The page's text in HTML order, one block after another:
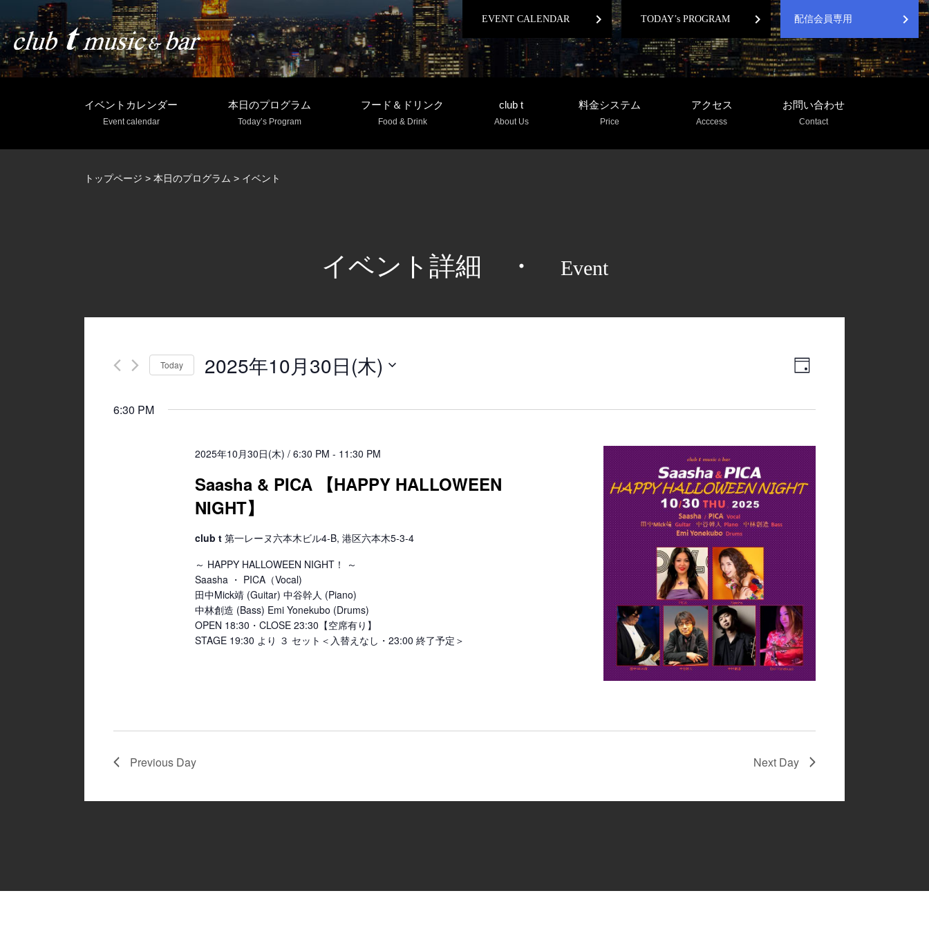
EVENT CALENDAR chevron_right TODAY’s PROGRAM chevron_right 配信会員専用 chevron_right
イベントカレンダー
Event calendar
本日のプログラム
Today’s Program
フード＆ドリンク
Food & Drink
club t
About Us
料金システム
Price
アクセス
Acccess
お問い合わせ
Contact
トップページ > 本日のプログラム > イベント
イベント詳細 ・ Event
Views
Event
日
Today 2025年10月30日(木)
6:30 PM
2025年10月30日(木) / 6:30 PM - 11:30 PM
Saasha & PICA 【HAPPY HALLOWEEN
NIGHT】
club t第一レーヌ六本木ビル4-B, 港区六本木5-3-4
～ HAPPY HALLOWEEN NIGHT！ ～
Saasha ・ PICA（Vocal)
田中Mick靖 (Guitar) 中谷幹人 (Piano)
中林創造 (Bass) Emi Yonekubo (Drums)
OPEN 18:30・CLOSE 23:30【空席有り】
STAGE 19:30 より ３ セット＜入替えなし・23:00 終了予定＞
Previous Day Next Day